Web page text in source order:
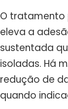
O tratamento
eleva a
sustentada
isoladas. Há
redução de
quando